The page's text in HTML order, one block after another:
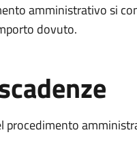
amministrativo si
dovuto.
procedimento